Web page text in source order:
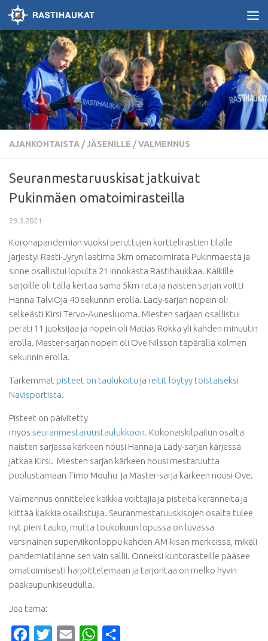
Skip to content
AJANKOHTAISTA /JÄSENILLE / VALMENNUS
Seuranmestaruuskisat jatkuivat
Pukinmäen omatoimirasteilla
29.3.2021
Koronapandemian vuoksi peruttujen korttelirastien tilalle
järjestyi Rasti-Jyryn laatima 5km omatoimirata Pukinmäestä ja
sinne osallistui lopulta 21 innokasta Rastihaukkaa. Kaikille
sarjoille oli tällä kertaa sama 5km rata ja naisten sarjan voitti
Hanna TalviOja 40 sekunnin erolla. Lady-sarjan nopein oli
selkeästi Kirsi Tervo-Aunesluoma. Miesten sarjaan osallistui
peräti 11 juoksijaa ja nopein oli Matias Rokka yli kahden minuutin
erolla. Master-sarjan nopein oli Ove Nilsson täpärällä kolmen
sekunnin erolla.
Tarkemmat pisteet on taulukoitu ja reitit löytyy toistaiseksi
Navisportista.
Pisteet on päivitetty
myös seuranmestaruustaulukkoon. Kokonaiskilpailun osalta
naisten sarjassa kärkeen nousi Hanna ja Lady-sarjan kärjessä
jatkaa Kirsi. Miesten sarjan kärkeen nousi mestaruutta
puolustamaan Timo Mouhu ja Master-sarja kärkeen nousi Ove.
Valmennus onnittelee kaikkia voittajia ja pisteitä keränneitä ja
kiittää kaikkia osallistujia. Seuranmestaruuskisojen osalta tulee
nyt pieni tauko, mutta toukokuun lopussa on luvassa
varsinainen superviikonloppu kahden AM-kisan merkeissä, mikäli
pandemiatilanne sen vain sallii. Onneksi kuntorasteille pääsee
omatoimisesti harjoittelemaan ja tarjontaa on melko hyvin
pääkaupunkiseudulla.
Jaa tämä:
FacebookTwitterEmail WhatsApp